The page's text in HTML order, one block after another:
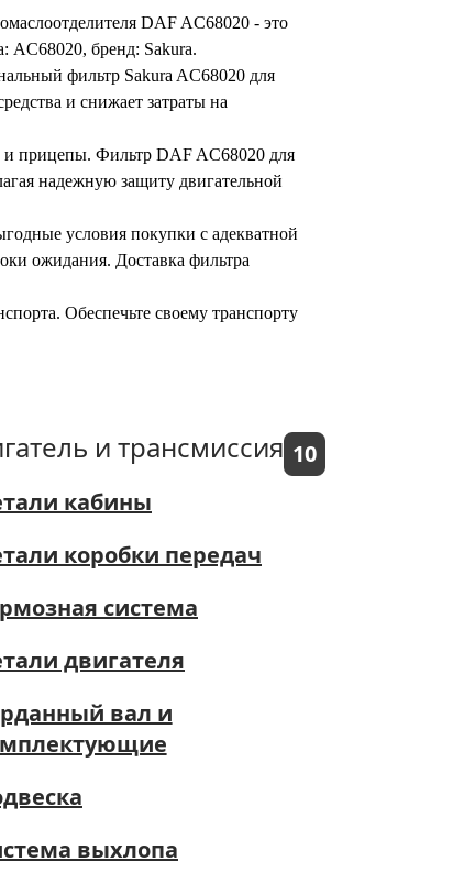
DAF AC68020 - это
AC68020, бренд: Sakura.
фильтр Sakura AC68020 для
и снижает затраты на
и прицепы. Фильтр DAF AC68020 для
надежную защиту двигательной
условия покупки с адекватной
ожидания. Доставка фильтра
Обеспечьте своему транспорту
и трансмиссия 10
кабины
коробки передач
система
двигателя
вал и
выхлопа